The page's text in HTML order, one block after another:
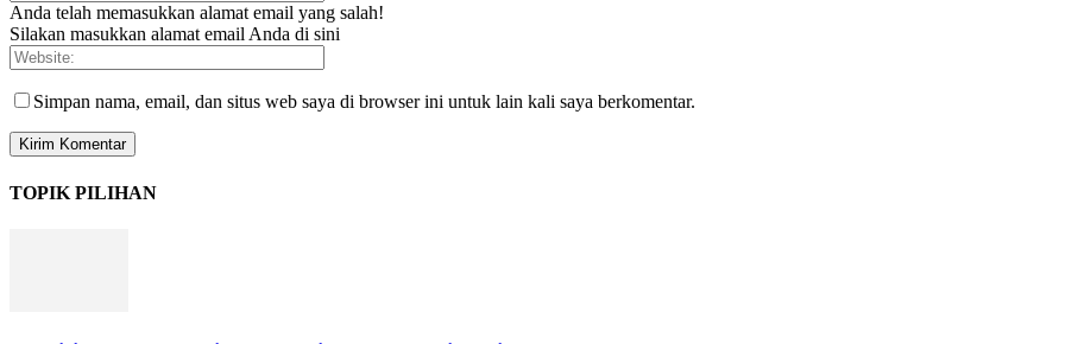
Anda telah memasukkan alamat email yang salah!
Silakan masukkan alamat email Anda di sini
Simpan nama, email, dan situs web saya di browser ini untuk lain kali saya berkomentar.
TOPIK PILIHAN